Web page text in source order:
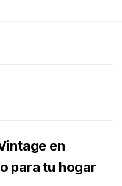
en
para tu hogar